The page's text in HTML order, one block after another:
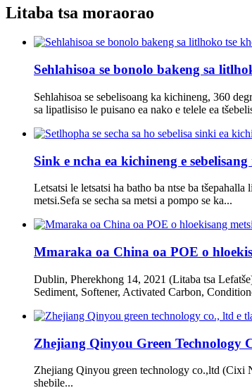
Litaba tsa moraorao
Sehlahisoa se bonolo bakeng sa
Sehlahisoa se sebelisoang ka kichineng, 360
sa lipatlisiso le puisano ea nako e telele ea
Sink e ncha ea kichineng e
Letsatsi le letsatsi ha batho ba ntse ba
metsi.Sefa se secha sa metsi a pompo se ka...
Mmaraka oa China oa POE o
Dublin, Pherekhong 14, 2021 (Litaba tsa
Sediment, Softener, Activated Carbon,
Zhejiang Qinyou Green Technology
Zhejiang Qinyou green technology co.,ltd (Cixi
shebile...